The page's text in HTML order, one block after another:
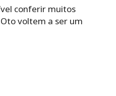
conferir muitos
voltem a ser um